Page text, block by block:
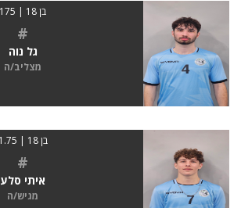
בן 18 | 175
#
גל נוה
מצליב/ה
בן 18 | 1.75
#
איתי סלע
מגיש/ה